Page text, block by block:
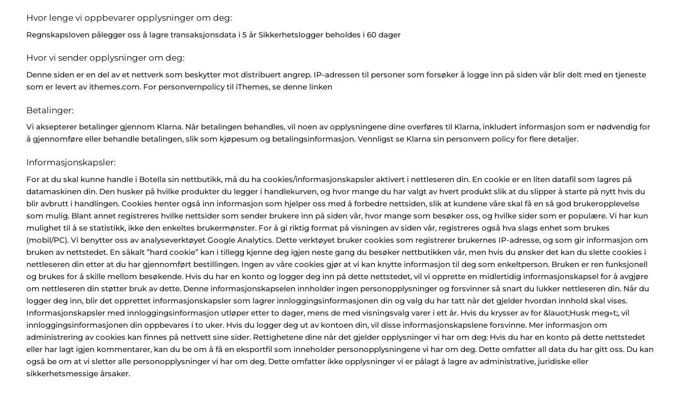
Hvor lenge vi oppbevarer opplysninger om deg:
Regnskapsloven pålegger oss å lagre transaksjonsdata i 5 år Sikkerhetslogger beholdes i 60 dager
Hvor vi sender opplysninger om deg:
Denne siden er en del av et nettverk som beskytter mot distribuert angrep. IP-adressen til personer som forsøker å logge inn på siden vår blir delt med en tjeneste
som er levert av ithemes.com. For personvernpolicy til iThemes, se denne linken
Betalinger:
Vi aksepterer betalinger gjennom Klarna. Når betalingen behandles, vil noen av opplysningene dine overføres til Klarna, inkludert informasjon som er nødvendig for
å gjennomføre eller behandle betalingen, slik som kjøpesum og betalingsinformasjon. Vennligst se Klarna sin personvern policy for flere detaljer.
Informasjonskapsler:
For at du skal kunne handle i Botella sin nettbutikk, må du ha cookies/informasjonskapsler aktivert i nettleseren din. En cookie er en liten datafil som lagres på
datamaskinen din. Den husker på hvilke produkter du legger i handlekurven, og hvor mange du har valgt av hvert produkt slik at du slipper å starte på nytt hvis du
blir avbrutt i handlingen. Cookies henter også inn informasjon som hjelper oss med å forbedre nettsiden, slik at kundene våre skal få en så god brukeropplevelse
som mulig. Blant annet registreres hvilke nettsider som sender brukere inn på siden vår, hvor mange som besøker oss, og hvilke sider som er populære. Vi har kun
mulighet til å se statistikk, ikke den enkeltes brukermønster. For å gi riktig format på visningen av siden vår, registreres også hva slags enhet som brukes
(mobil/PC). Vi benytter oss av analyseverktøyet Google Analytics. Dette verktøyet bruker cookies som registrerer brukernes IP-adresse, og som gir informasjon om
bruken av nettstedet. En såkalt ”hard cookie” kan i tillegg kjenne deg igjen neste gang du besøker nettbutikken vår, men hvis du ønsker det kan du slette cookies i
nettleseren din etter at du har gjennomført bestillingen. Ingen av våre cookies gjør at vi kan knytte informasjon til deg som enkeltperson. Bruken er ren funksjonell
og brukes for å skille mellom besøkende. Hvis du har en konto og logger deg inn på dette nettstedet, vil vi opprette en midlertidig informasjonskapsel for å avgjøre
om nettleseren din støtter bruk av dette. Denne informasjonskapselen innholder ingen personopplysninger og forsvinner så snart du lukker nettleseren din. Når du
logger deg inn, blir det opprettet informasjonskapsler som lagrer innloggingsinformasjonen din og valg du har tatt når det gjelder hvordan innhold skal vises.
Informasjonskapsler med innloggingsinformasjon utløper etter to dager, mens de med visningsvalg varer i ett år. Hvis du krysser av for &lauot;Husk meg»t;, vil
innloggingsinformasjonen din oppbevares i to uker. Hvis du logger deg ut av kontoen din, vil disse informasjonskapslene forsvinne. Mer informasjon om
administrering av cookies kan finnes på nettvett sine sider. Rettighetene dine når det gjelder opplysninger vi har om deg: Hvis du har en konto på dette nettstedet
eller har lagt igjen kommentarer, kan du be om å få en eksportfil som inneholder personopplysningene vi har om deg. Dette omfatter all data du har gitt oss. Du kan
også be om at vi sletter alle personopplysninger vi har om deg. Dette omfatter ikke opplysninger vi er pålagt å lagre av administrative, juridiske eller
sikkerhetsmessige årsaker.